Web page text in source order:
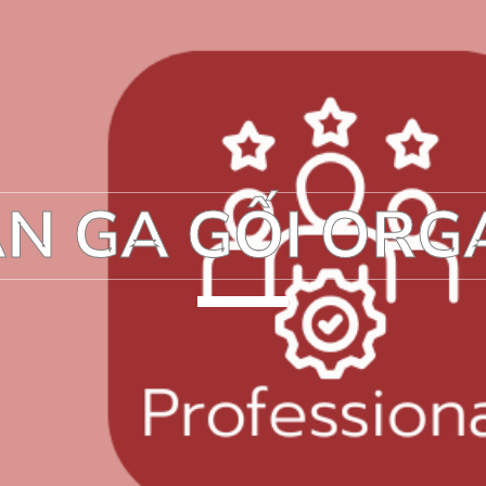
GA GỐI